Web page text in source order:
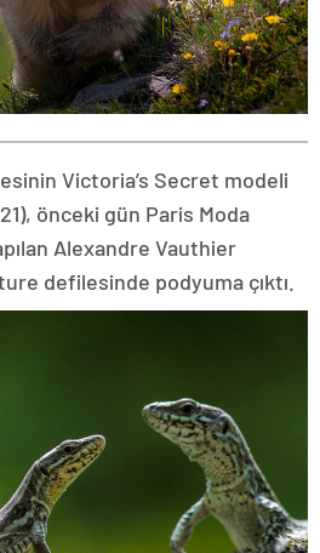
Victoria’s Secret modeli
önceki gün Paris Moda
Alexandre Vauthier
defilesinde podyuma çıktı.